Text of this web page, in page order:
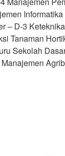
Informatika
– D-3
Tanaman
Sekolah